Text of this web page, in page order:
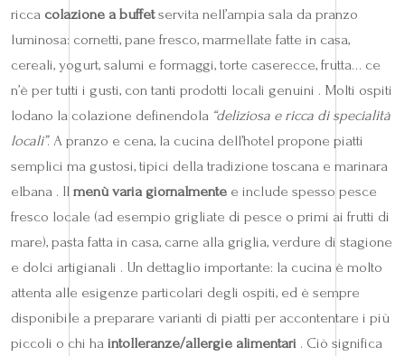
ricca colazione a buffetservita nell’ampia sala da pranzo
luminosa: cornetti, pane fresco, marmellate fatte in casa,
cereali, yogurt, salumi e formaggi, torte caserecce, frutta… ce
n’è per tutti i gusti, con tanti prodotti locali genuini . Molti ospiti
lodano la colazione definendola “deliziosa e ricca di specialità
locali”. A pranzo e cena, la cucina dell’hotel propone piatti
semplici ma gustosi, tipici della tradizione toscana e marinara
elbana . Il menù varia giornalmente e include spesso pesce
fresco locale (ad esempio grigliate di pesce o primi ai frutti di
mare), pasta fatta in casa, carne alla griglia, verdure di stagione
e dolci artigianali . Un dettaglio importante: la cucina è molto
attenta alle esigenze particolari degli ospiti, ed è sempre
disponibile a preparare varianti di piatti per accontentare i più
piccoli o chi ha intolleranze/allergie alimentari . Ciò significa